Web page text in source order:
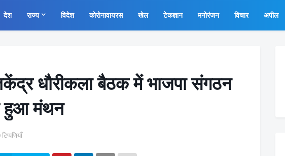
देश राज्य विदेश कोरोनावायरस खेल टेकज्ञान मनोरंजन विचार अपील
धौरीकला बैठक में भाजपा संगठन
हुआ मंथन